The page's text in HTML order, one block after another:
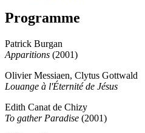
Programme
Patrick Burgan
Apparitions (2001)
Olivier Messiaen, Clytus Gottwald
Louange à l'Éternité de Jésus
Edith Canat de Chizy
To gather Paradise (2001)